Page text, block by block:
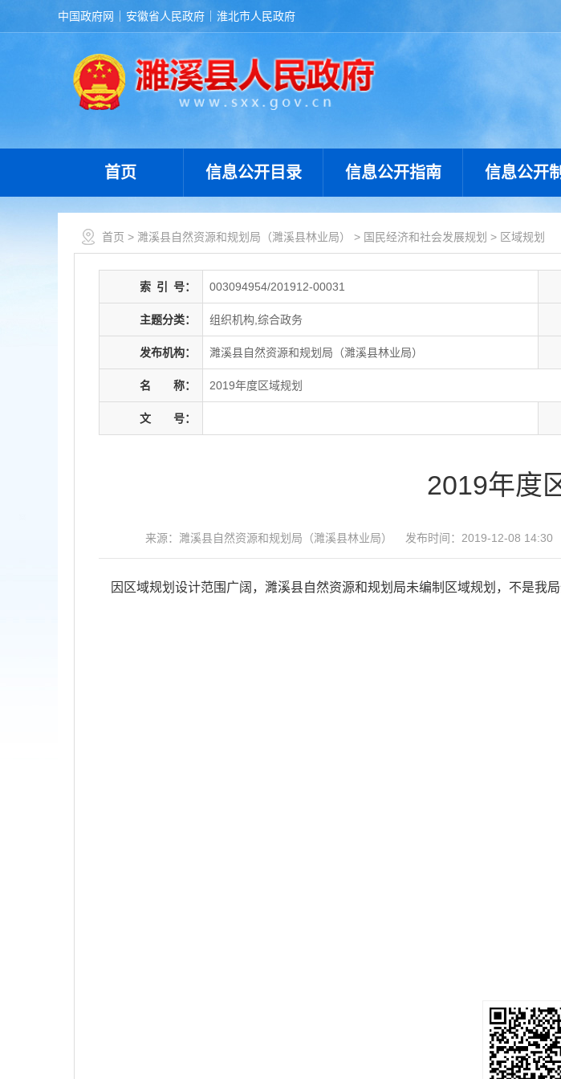
中国政府网 安徽省人民政府 淮北市人民政府
首页 信息公开目录 信息公开指南 信息公开
首页 > 濉溪县自然资源和规划局（濉溪县林业局） > 国民经济和社会发展规划 > 区域规划
索 引 号： 003094954/201912-00031
主题分类： 组织机构,综合政务
发布机构： 濉溪县自然资源和规划局（濉溪县林业局）
名 称： 2019年度区域规划
文 号：
2019年度
来源：濉溪县自然资源和规划局（濉溪县林业局） 发布时间：2019-12-08 14:30
因区域规划设计范围广阔，濉溪县自然资源和规划局未编制区域规划，不是我